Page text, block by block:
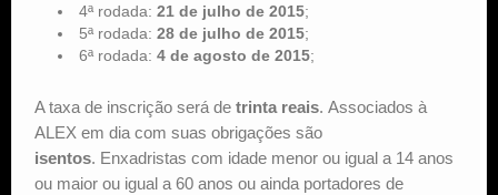
4ª rodada: 21 de julho de 2015;
5ª rodada: 28 de julho de 2015;
6ª rodada: 4 de agosto de 2015;
A taxa de inscrição será de trinta reais. Associados à
ALEX em dia com suas obrigações são
isentos. Enxadristas com idade menor ou igual a 14 anos
ou maior ou igual a 60 anos ou ainda portadores de